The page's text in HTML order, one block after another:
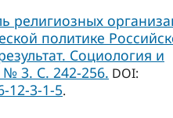
религиозных
политике
Социология и
№ 3. С. 242-256. DOI:
12-3-1-5.